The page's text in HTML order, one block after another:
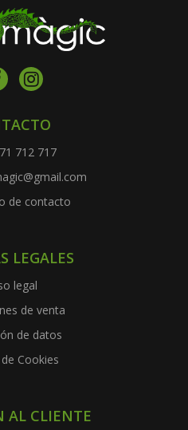
712 717
de contacto
LEGALES
legal
de venta
de datos
Cookies
AL CLIENTE